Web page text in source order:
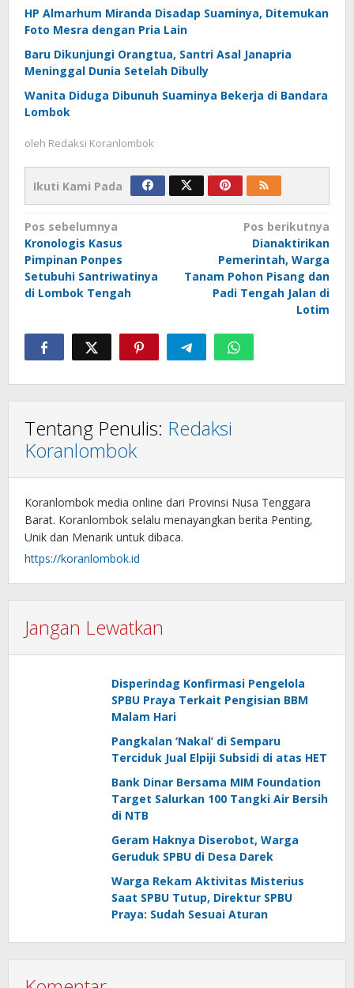
HP Almarhum Miranda Disadap Suaminya, Ditemukan
Foto Mesra dengan Pria Lain
Baru Dikunjungi Orangtua, Santri Asal Janapria
Meninggal Dunia Setelah Dibully
Wanita Diduga Dibunuh Suaminya Bekerja di Bandara
Lombok
oleh Redaksi Koranlombok
Ikuti Kami Pada
Navigasi
pos
Pos sebelumnya
Kronologis Kasus
Pimpinan Ponpes
Setubuhi Santriwatinya
di Lombok Tengah
Pos berikutnya
Dianaktirikan
Pemerintah, Warga
Tanam Pohon Pisang dan
Padi Tengah Jalan di
Lotim
Tentang Penulis: Redaksi
Koranlombok
Koranlombok media online dari Provinsi Nusa Tenggara
Barat. Koranlombok selalu menayangkan berita Penting,
Unik dan Menarik untuk dibaca.
https://koranlombok.id
Jangan Lewatkan
Disperindag Konfirmasi Pengelola
SPBU Praya Terkait Pengisian BBM
Malam Hari
Pangkalan ‘Nakal’ di Semparu
Terciduk Jual Elpiji Subsidi di atas HET
Bank Dinar Bersama MIM Foundation
Target Salurkan 100 Tangki Air Bersih
di NTB
Geram Haknya Diserobot, Warga
Geruduk SPBU di Desa Darek
Warga Rekam Aktivitas Misterius
Saat SPBU Tutup, Direktur SPBU
Praya: Sudah Sesuai Aturan